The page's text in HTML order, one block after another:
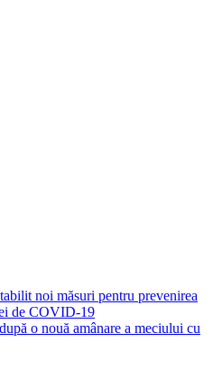
noi măsuri pentru prevenirea
de COVID-19
o nouă amânare a meciului cu